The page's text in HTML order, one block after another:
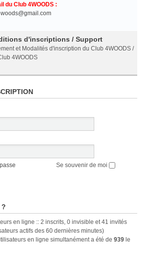
du Club 4WOODS :
d'inscriptions / Support
et Modalités d'inscription du Club 4WOODS /
4WOODS
Se souvenir de moi
?
en ligne :: 2 inscrits, 0 invisible et 41 invités
actifs des 60 dernières minutes)
en ligne simultanément a été de 939 le